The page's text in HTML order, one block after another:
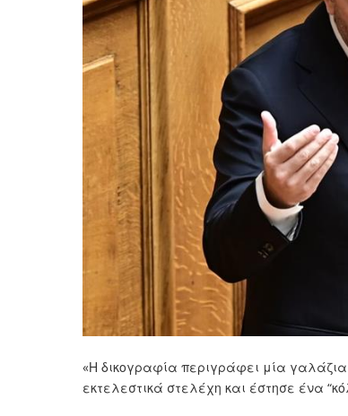
«Η δικογραφία περιγράφει μία
εκτελεστικά στελέχη και έστησε ένα